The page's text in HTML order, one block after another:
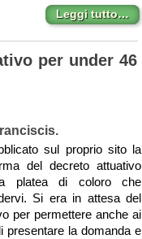
Leggi tutto…
per under 46
sul proprio sito la
del decreto attuativo
platea di coloro che
Si era in attesa del
per permettere anche ai
presentare la domanda e